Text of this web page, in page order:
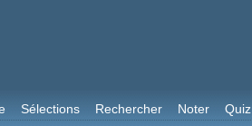
Sélections Rechercher Noter Quiz